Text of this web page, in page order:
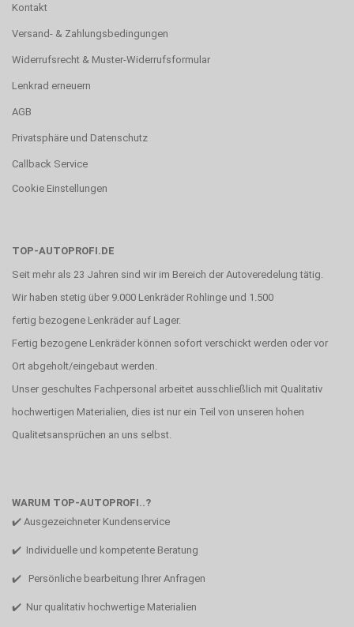
Kontakt
Versand- & Zahlungsbedingungen
Widerrufsrecht & Muster-Widerrufsformular
Lenkrad erneuern
AGB
Privatsphäre und Datenschutz
Callback Service
Cookie Einstellungen
TOP-AUTOPROFI.DE
Seit mehr als 23 Jahren sind wir im Bereich der Autoveredelung tätig.
Wir haben stetig über 9.000 Lenkräder Rohlinge und 1.500
fertig bezogene Lenkräder auf Lager.
Fertig bezogene Lenkräder können sofort verschickt werden oder vor
Ort abgeholt/eingebaut werden.
Unser geschultes Fachpersonal arbeitet ausschließlich mit Qualitativ
hochwertigen Materialien, dies ist nur ein Teil von unseren hohen
Qualitetsansprüchen an uns selbst.
WARUM TOP-AUTOPROFI..?
✔️ Ausgezeichneter Kundenservice
✔️ Individuelle und kompetente Beratung
✔️ Persönliche bearbeitung Ihrer Anfragen
✔️ Nur qualitativ hochwertige Materialien